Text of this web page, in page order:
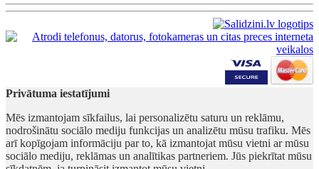
Privātuma iestatījumi
Mēs izmantojam sīkfailus, lai personalizētu saturu un reklāmu,
nodrošinātu sociālo mediju funkcijas un analizētu mūsu trafiku. Mēs
arī kopīgojam informāciju par to, kā izmantojat mūsu vietni ar mūsu
sociālo mediju, reklāmas un analītikas partneriem. Jūs piekrītat mūsu